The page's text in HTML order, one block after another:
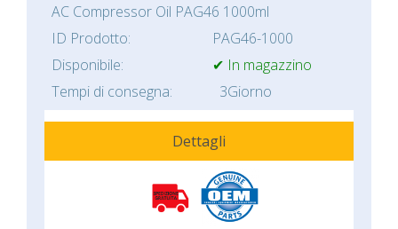
AC Compressor Oil PAG46 1000ml
ID Prodotto:
PAG46-1000
Disponibile:
✔ In magazzino
Tempi di consegna:
3Giorno
Dettagli